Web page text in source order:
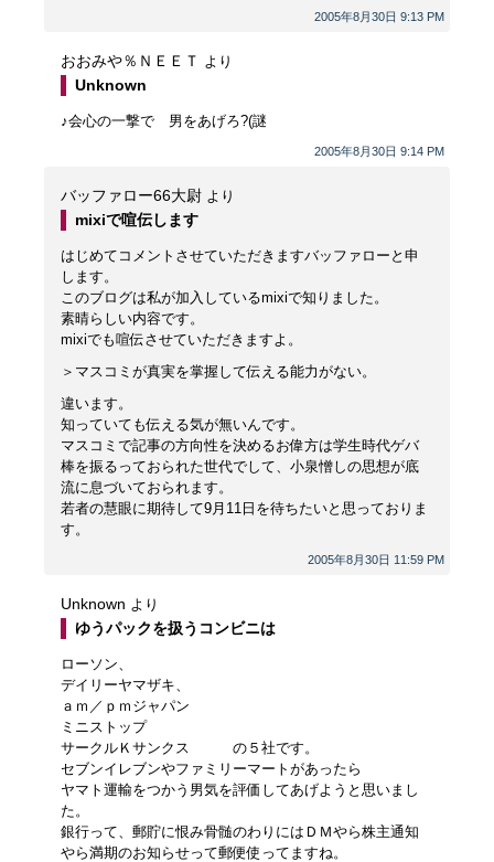
2005年8月30日 9:13 PM
おおみや％ＮＥＥＴ より
2005年8月30日 9:14 PM
Unknown
♪会心の一撃で 男をあげろ?(謎
バッファロー66大尉 より
2005年8月30日 11:59 PM
mixiで喧伝します
はじめてコメントさせていただきますバッファローと申
します。
このブログは私が加入しているmixiで知りました。
素晴らしい内容です。
mixiでも喧伝させていただきますよ。
＞マスコミが真実を掌握して伝える能力がない。
違います。
知っていても伝える気が無いんです。
マスコミで記事の方向性を決めるお偉方は学生時代ゲバ
棒を振るっておられた世代でして、小泉憎しの思想が底
流に息づいておられます。
若者の慧眼に期待して9月11日を待ちたいと思っておりま
す。
Unknown より
ゆうパックを扱うコンビニは
ローソン、
デイリーヤマザキ、
ａｍ／ｐｍジャパン
ミニストップ
サークルＫサンクス の５社です。
セブンイレブンやファミリーマートがあったら
ヤマト運輸をつかう男気を評価してあげようと思いまし
た。
銀行って、郵貯に恨み骨髄のわりにはＤＭやら株主通知
やら満期のお知らせって郵便使ってますね。